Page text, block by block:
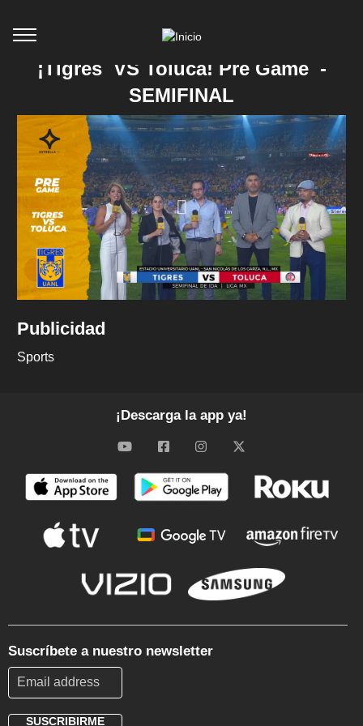
¡Tigres VS Toluca! Pre Game -
SEMIFINAL
Publicidad
Sports
¡Descarga la app ya!
Suscríbete a nuestro newsletter
SUSCRIBIRME